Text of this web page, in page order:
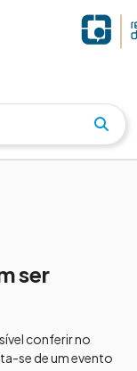
ser
conferir no
se de um evento